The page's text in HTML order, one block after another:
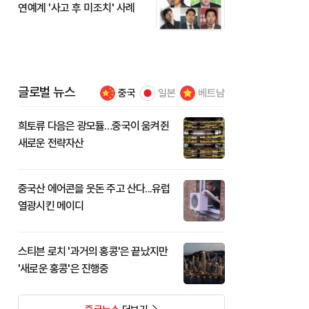
연예계 '사고 후 미조치' 사례
글로벌 뉴스 중국 일본 베트남
희토류 다음은 광모듈…중국이 움켜쥔
새로운 전략자산
중국산 에어콘을 웃돈 주고 산다...유럽
열광시킨 메이디
스티븐 로치 '과거의 홍콩'은 끝났지만
'새로운 홍콩'은 진행중